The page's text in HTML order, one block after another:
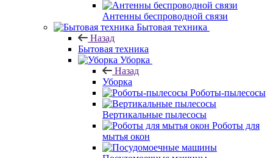
Антенны беспроводной связи
Бытовая техника
Назад
Бытовая техника
Уборка
Назад
Уборка
Роботы-пылесосы
Вертикальные пылесосы
Роботы для
мытья окон